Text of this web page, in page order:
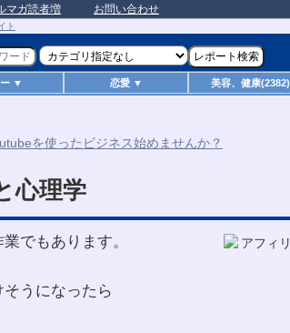
マガ読者増 お問い合わせ
▼ 恋愛 ▼ 美容、健康(2382)
心理学
でもあります。
うになったら